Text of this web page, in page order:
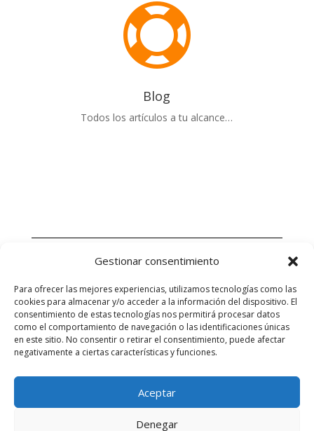
Gestionar consentimiento
Para ofrecer las mejores experiencias, utilizamos tecnologías como las
cookies para almacenar y/o acceder a la información del dispositivo. El
consentimiento de estas tecnologías nos permitirá procesar datos
como el comportamiento de navegación o las identificaciones únicas
en este sitio. No consentir o retirar el consentimiento, puede afectar
negativamente a ciertas características y funciones.
Aceptar
Denegar

Blog
Todos los artículos a tu alcance…
Facebook
CopyWhatsApp
Email
X Messenger
Compartir